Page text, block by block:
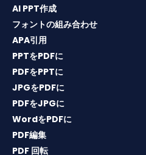
AI PPT作成
フォントの組み合わせ
APA引用
PPTをPDFに
PDFをPPTに
JPGをPDFに
PDFをJPGに
WordをPDFに
PDF編集
PDF 回転